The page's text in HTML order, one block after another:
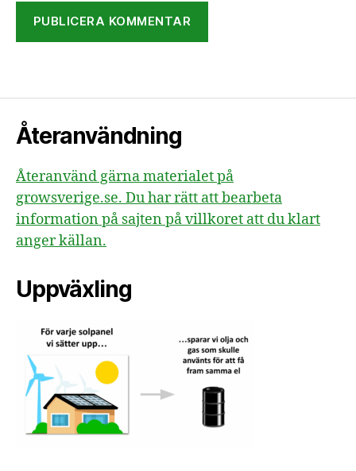
Återanvändning
Återanvänd gärna materialet på
growsverige.se. Du har rätt att bearbeta
information på sajten på villkoret att du klart
anger källan.
Uppväxling